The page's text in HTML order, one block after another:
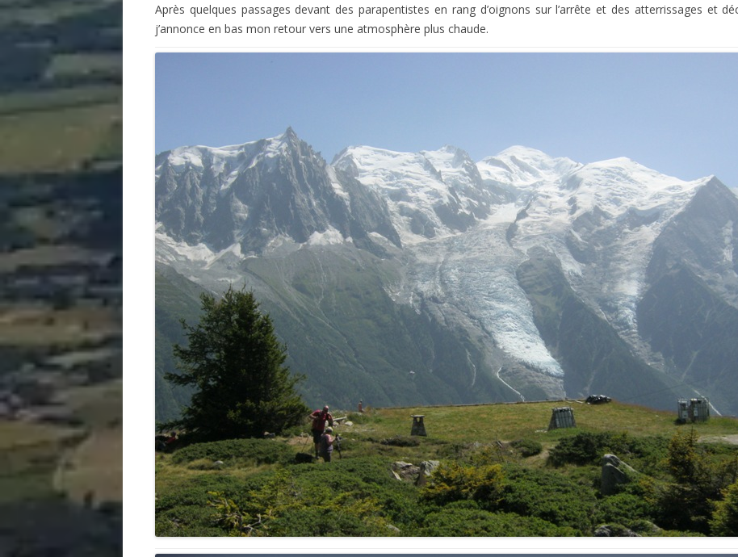
Après quelques passages devant des parapentistes en rang d’oignons sur l’arrête et des atterrissages et
j’annonce en bas mon retour vers une atmosphère plus chaude.